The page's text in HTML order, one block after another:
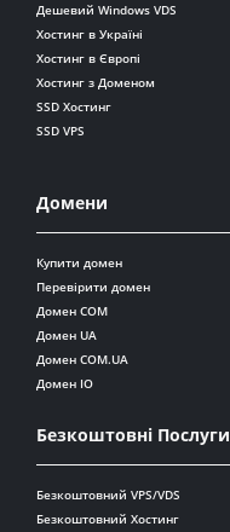
Дешевий Windows VDS
Хостинг в Україні
Хостинг в Європі
Хостинг з Доменом
SSD Хостинг
SSD VPS
Домени
Купити домен
Перевірити домен
Домен COM
Домен UA
Домен COM.UA
Домен IO
Безкоштовні Послуги
Безкоштовний VPS/VDS
Безкоштовний Хостинг